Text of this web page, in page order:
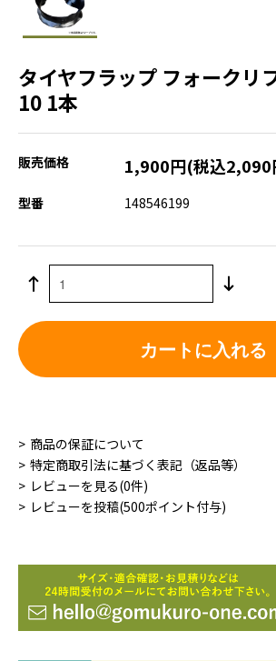
タイヤフラップ フォークリ
10 1本
販売価格 1,900円(税込2,090
型番 148546199
カートに入れる
商品の保証について
特定商取引法に基づく表記（返品等）
レビューを見る(0件)
レビューを投稿(500ポイント付与)